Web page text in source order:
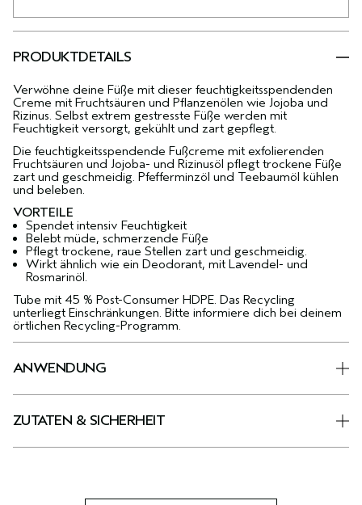
PRODUKTDETAILS
Verwöhne deine Füße mit dieser feuchtigkeitsspendenden
Creme mit Fruchtsäuren und Pflanzenölen wie Jojoba und
Rizinus. Selbst extrem gestresste Füße werden mit
Feuchtigkeit versorgt, gekühlt und zart gepflegt.
Die feuchtigkeitsspendende Fußcreme mit exfolierenden
Fruchtsäuren und Jojoba- und Rizinusöl pflegt trockene Füße
zart und geschmeidig. Pfefferminzöl und Teebaumöl kühlen
und beleben.
VORTEILE
Spendet intensiv Feuchtigkeit
Belebt müde, schmerzende Füße
Pflegt trockene, raue Stellen zart und geschmeidig.
Wirkt ähnlich wie ein Deodorant, mit Lavendel- und
Rosmarinöl.
Tube mit 45 % Post-Consumer HDPE. Das Recycling
unterliegt Einschränkungen. Bitte informiere dich bei deinem
örtlichen Recycling-Programm.
ANWENDUNG
ZUTATEN & SICHERHEIT